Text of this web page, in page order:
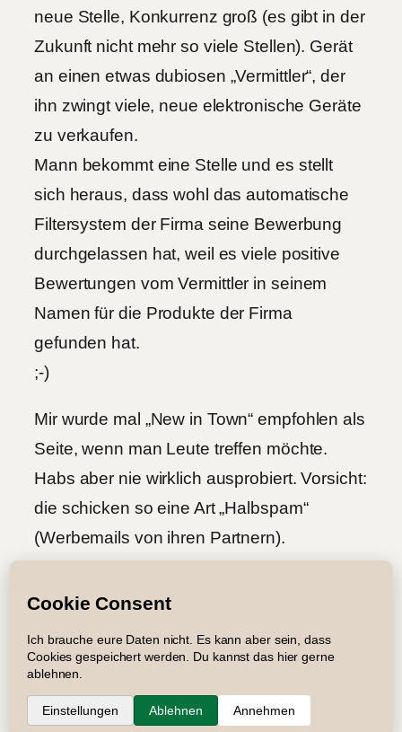
neue Stelle, Konkurrenz groß (es gibt in der
Zukunft nicht mehr so viele Stellen). Gerät
an einen etwas dubiosen „Vermittler“, der
ihn zwingt viele, neue elektronische Geräte
zu verkaufen.
Mann bekommt eine Stelle und es stellt
sich heraus, dass wohl das automatische
Filtersystem der Firma seine Bewerbung
durchgelassen hat, weil es viele positive
Bewertungen vom Vermittler in seinem
Namen für die Produkte der Firma
gefunden hat.
;-)
Mir wurde mal „New in Town“ empfohlen als
Seite, wenn man Leute treffen möchte.
Habs aber nie wirklich ausprobiert. Vorsicht:
die schicken so eine Art „Halbspam“
(Werbemails von ihren Partnern).
ImpressumDatenschutz NewsletterSucheRSS